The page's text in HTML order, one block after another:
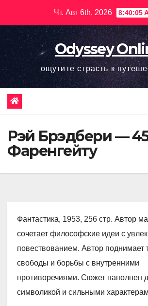
содержимому
Чт. Авг 6th, 2026 8:40:06
Odyssey
ощутите страсть к
Рэй Брэдбери —
Фаренгейту
Фантастика, 1953, 256 стр. Автор
сочетает философские идеи с
повествованием. Автор
свободы и борьбы с внутренними
противоречиями. Сюжет наполнен
символикой и сильными